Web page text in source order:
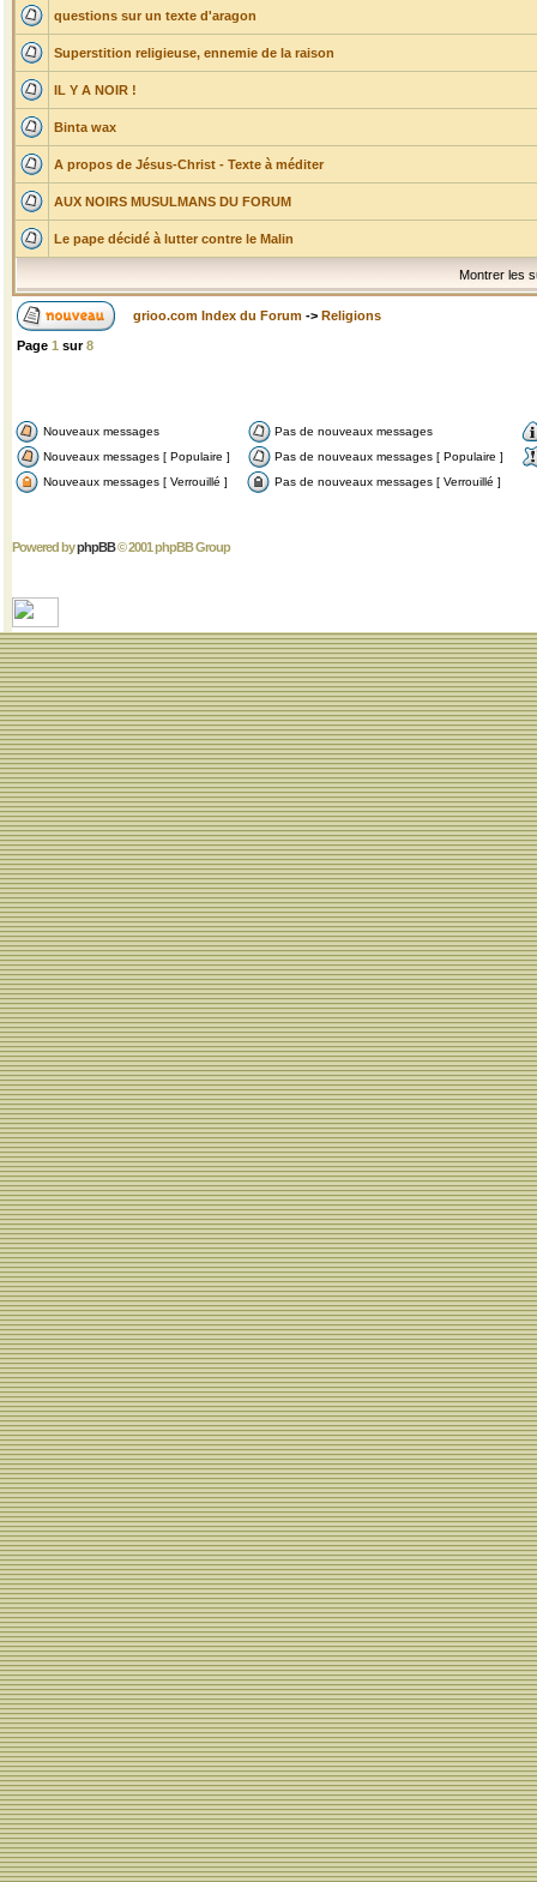
questions sur un texte d'aragon
Superstition religieuse, ennemie de la raison
IL Y A NOIR !
Binta wax
A propos de Jésus-Christ - Texte à méditer
AUX NOIRS MUSULMANS DU FORUM
Le pape décidé à lutter contre le Malin
Montrer les
grioo.com Index du Forum -> Religions
Page 1 sur8
Nouveaux messages
Pas de nouveaux messages
Nouveaux messages [ Populaire ]
Pas de nouveaux messages [ Populaire ]
Nouveaux messages [ Verrouillé ]
Pas de nouveaux messages [ Verrouillé ]
Powered byphpBB© 2001 phpBB Group